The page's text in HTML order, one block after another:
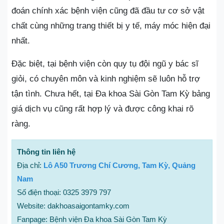
đoán chính xác bệnh viện cũng đã đầu tư cơ sở vật
chất cùng những trang thiết bị y tế, máy móc hiện đại
nhất.
Đặc biệt, tại bệnh viện còn quy tụ đội ngũ y bác sĩ
giỏi, có chuyên môn và kinh nghiệm sẽ luôn hỗ trợ
tận tình. Chưa hết, tại Đa khoa Sài Gòn Tam Kỳ bảng
giá dịch vụ cũng rất hợp lý và được công khai rõ
ràng.
Thông tin liên hệ
Địa chỉ: Lô A50 Trương Chí Cương, Tam Kỳ, Quảng
Nam
Số điện thoại: 0325 3979 797
Website: dakhoasaigontamky.com
Fanpage: Bệnh viện Đa khoa Sài Gòn Tam Kỳ